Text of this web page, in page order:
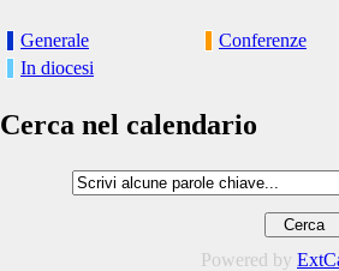
Generale
Conferenze
In diocesi
Cerca nel calendario
Powered by